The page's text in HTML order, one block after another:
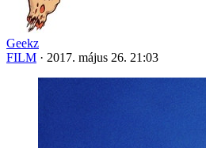
Geekz
FILM · 2017. május 26. 21:03